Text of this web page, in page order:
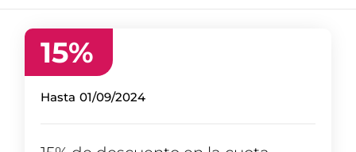
15%
Hasta 01/09/2024